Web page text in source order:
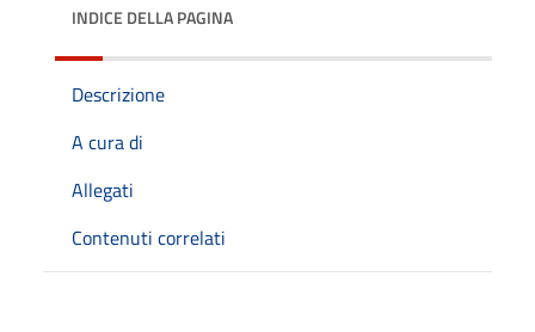
INDICE DELLA PAGINA
Descrizione
A cura di
Allegati
Contenuti correlati